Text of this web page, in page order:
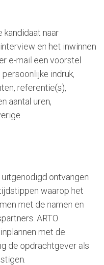
kandidaat naar
en het inwinnen
e-mail een voorstel
indruk,
referentie(s),
aantal uren,
ontvangen
waarop het
met de namen en
ARTO
met de
de opdrachtgever als